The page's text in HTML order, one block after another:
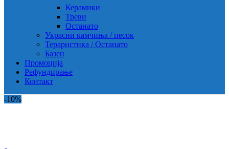
Керамики
Треви
Останато
Украсни камчиња / песок
Тераристика / Останато
Базен
Промоција
Рефундирање
Контакт
-10%